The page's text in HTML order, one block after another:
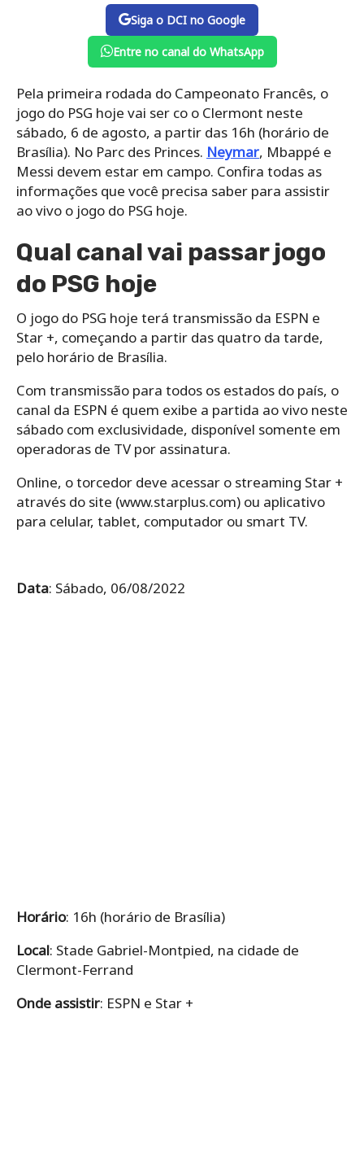
Siga o DCI no Google
Entre no canal do WhatsApp
Pela primeira rodada do Campeonato Francês, o
jogo do PSG hoje vai ser co o Clermont neste
sábado, 6 de agosto, a partir das 16h (horário de
Brasília). No Parc des Princes. Neymar, Mbappé e
Messi devem estar em campo. Confira todas as
informações que você precisa saber para assistir
ao vivo o jogo do PSG hoje.
Qual canal vai passar jogo
do PSG hoje
O jogo do PSG hoje terá transmissão da ESPN e
Star +, começando a partir das quatro da tarde,
pelo horário de Brasília.
Com transmissão para todos os estados do país, o
canal da ESPN é quem exibe a partida ao vivo neste
sábado com exclusividade, disponível somente em
operadoras de TV por assinatura.
Online, o torcedor deve acessar o streaming Star +
através do site (www.starplus.com) ou aplicativo
para celular, tablet, computador ou smart TV.
Data: Sábado, 06/08/2022
Horário: 16h (horário de Brasília)
Local: Stade Gabriel-Montpied, na cidade de
Clermont-Ferrand
Onde assistir: ESPN e Star +